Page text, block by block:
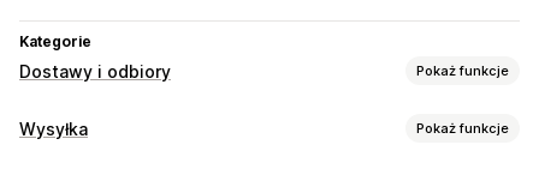
Kategorie
Dostawy i odbiory Pokaż funkcje
Opcje dostawy
Wysyłka Pokaż funkcje